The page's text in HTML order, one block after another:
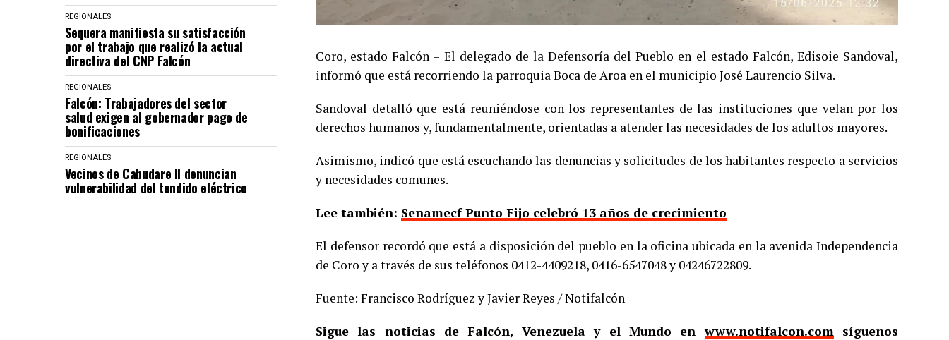
REGIONALES
Sequera manifiesta su satisfacción
por el trabajo que realizó la actual
directiva del CNP Falcón
REGIONALES
Falcón: Trabajadores del sector
salud exigen al gobernador pago de
bonificaciones
REGIONALES
Vecinos de Cabudare II denuncian
vulnerabilidad del tendido eléctrico
Coro, estado Falcón – El delegado de la Defensoría del Pueblo en el estado Falcón, Edisoie Sandoval,
informó que está recorriendo la parroquia Boca de Aroa en el municipio José Laurencio Silva.
Sandoval detalló que está reuniéndose con los representantes de las instituciones que velan por los
derechos humanos y, fundamentalmente, orientadas a atender las necesidades de los adultos mayores.
Asimismo, indicó que está escuchando las denuncias y solicitudes de los habitantes respecto a servicios
y necesidades comunes.
Lee también: Senamecf Punto Fijo celebró 13 años de crecimiento
El defensor recordó que está a disposición del pueblo en la oficina ubicada en la avenida Independencia
de Coro y a través de sus teléfonos 0412-4409218, 0416-6547048 y 04246722809.
Fuente: Francisco Rodríguez y Javier Reyes / Notifalcón
Sigue las noticias de Falcón, Venezuela y el Mundo enwww.notifalcon.comsíguenos